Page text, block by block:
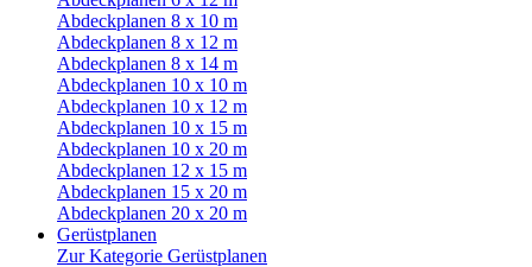
Abdeckplanen 8 x 10 m
Abdeckplanen 8 x 12 m
Abdeckplanen 8 x 14 m
Abdeckplanen 10 x 10 m
Abdeckplanen 10 x 12 m
Abdeckplanen 10 x 15 m
Abdeckplanen 10 x 20 m
Abdeckplanen 12 x 15 m
Abdeckplanen 15 x 20 m
Abdeckplanen 20 x 20 m
Gerüstplanen
Zur Kategorie Gerüstplanen